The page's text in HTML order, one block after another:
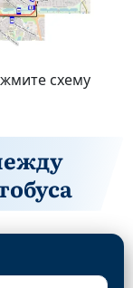
схему